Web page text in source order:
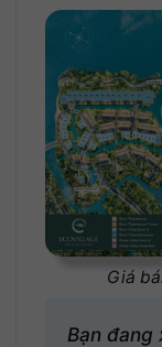
Giá
Bạn đang